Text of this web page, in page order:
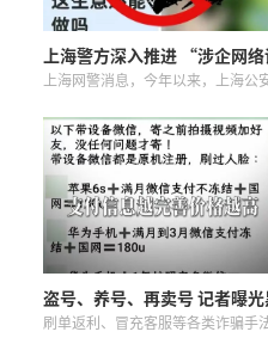
上海警方深入推进 “涉企网络
言”打击整治
上海网警消息，今年以来，上海公
警务运行模式，强化网络生态综合
理，针对网上编造谣言“键盘伤
企”的情况，通过精准施策、靶向
力...
盗号、养号、再卖号 记者曝
灰产“养号工厂”
刷单返利、冒充客服等各类诈骗手